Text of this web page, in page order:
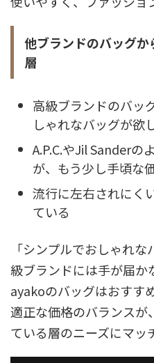
他ブランドのバッグ
層
高級ブランドのバッ
しゃれなバッグが欲
A.P.C.やJil Sanderの
が、もう少し手頃な
流行に左右されにく
ている
「シンプルでおしゃれ
級ブランドには手が届か
ayakoのバッグはおすす
適正な価格のバランスが
ている層のニーズにマッ